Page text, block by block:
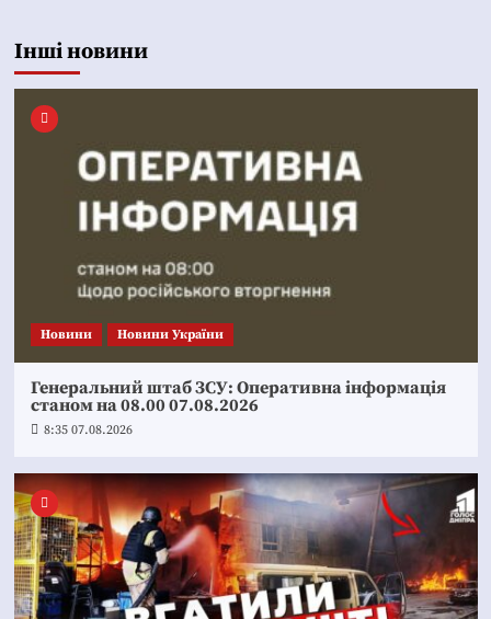
Інші новини
Новини Новини України
Генеральний штаб ЗСУ: Оперативна інформація
станом на 08.00 07.08.2026
8:35 07.08.2026